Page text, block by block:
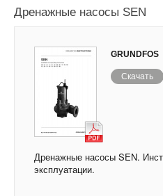
Дренажные насосы SEN
GRUNDFOS
Скачать
Дренажные насосы SEN.
эксплуатации.